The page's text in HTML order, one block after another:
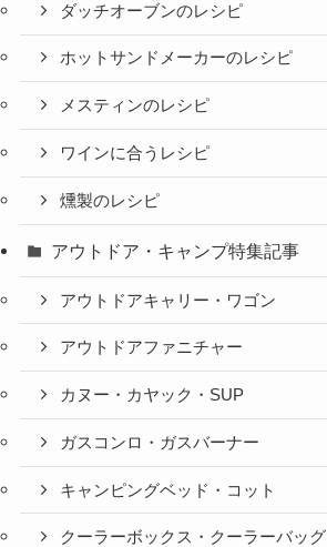
ダッチオーブンのレシピ
ホットサンドメーカーのレシピ
メスティンのレシピ
ワインに合うレシピ
燻製のレシピ
アウトドア・キャンプ特集記事
アウトドアキャリー・ワゴン
アウトドアファニチャー
カヌー・カヤック・SUP
ガスコンロ・ガスバーナー
キャンピングベッド・コット
クーラーボックス・クーラーバッグ